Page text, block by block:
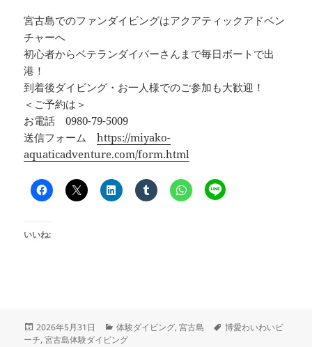
宮古島でのファンダイビングはアクアティックアドベン
チャーへ
初心者からベテランダイバーさんまで毎日ボートで出
港！
到着後ダイビング・お一人様でのご参加も大歓迎！
＜ご予約は＞
お電話 0980-79-5009
送信フォームhttps://miyako-
aquaticadventure.com/form.html
いいね:
投
稿
2026年5月31日
カ
テ
体験ダイビング,宮古島
タ
博愛わいわいビ
ーチ,宮古島体験ダイビング